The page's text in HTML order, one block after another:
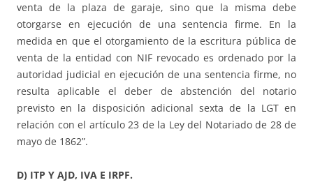
venta de la plaza de garaje, sino que la misma debe
otorgarse en ejecución de una sentencia firme. En la
medida en que el otorgamiento de la escritura pública de
venta de la entidad con NIF revocado es ordenado por la
autoridad judicial en ejecución de una sentencia firme, no
resulta aplicable el deber de abstención del notario
previsto en la disposición adicional sexta de la LGT en
relación con el artículo 23 de la Ley del Notariado de 28 de
mayo de 1862”.
D) ITP Y AJD, IVA E IRPF.